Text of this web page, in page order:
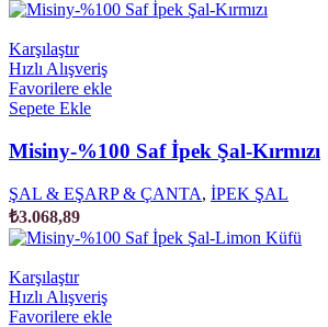
Karşılaştır
Hızlı Alışveriş
Favorilere ekle
Sepete Ekle
Misiny-%100 Saf İpek Şal-Kırmızı
ŞAL & EŞARP & ÇANTA, İPEK ŞAL
₺3.068,89
Karşılaştır
Hızlı Alışveriş
Favorilere ekle